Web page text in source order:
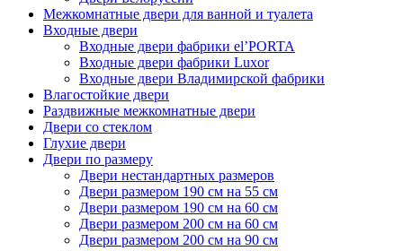
Межкомнатные двери для ванной и туалета
Входные двери
Входные двери фабрики el’PORTA
Входные двери фабрики Luxor
Входные двери Владимирской фабрики
Влагостойкие двери
Раздвижные межкомнатные двери
Двери со стеклом
Глухие двери
Двери по размеру
Двери нестандартных размеров
Двери размером 190 см на 55 см
Двери размером 190 см на 60 см
Двери размером 200 см на 60 см
Двери размером 200 см на 90 см